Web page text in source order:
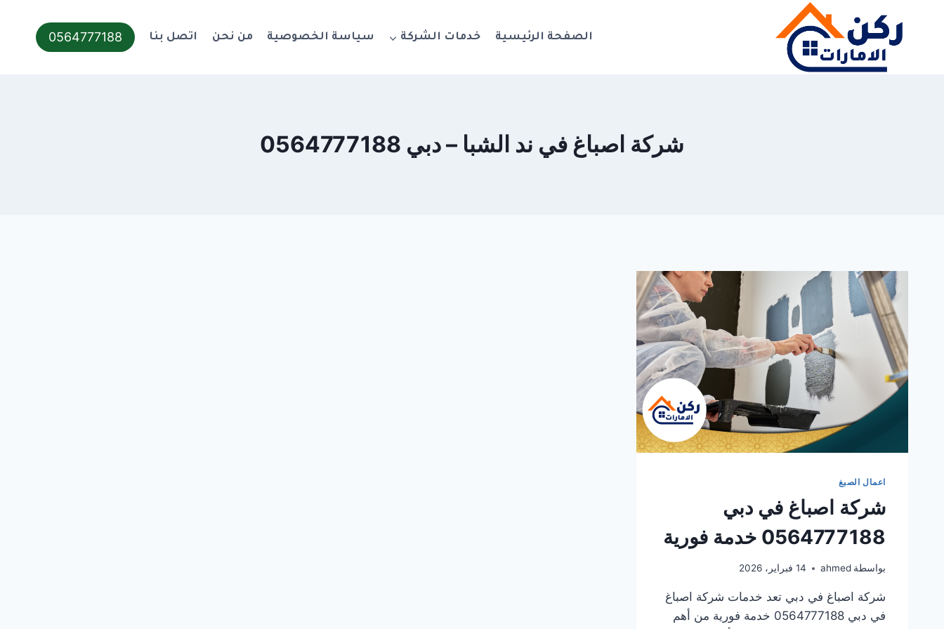
الصفحة الرئيسية خدمات الشركة سياسة الخصوصية من نحن اتصل بنا 0564777188
شركة اصباغ في ند الشبا – دبي 0564777188
اعمال الصبغ
شركة اصباغ في دبي
0564777188 خدمة فورية
بواسطة ahmed 14 فبراير، 2026
شركة اصباغ في دبي تعد خدمات شركة اصباغ
في دبي 0564777188 خدمة فورية من أهم